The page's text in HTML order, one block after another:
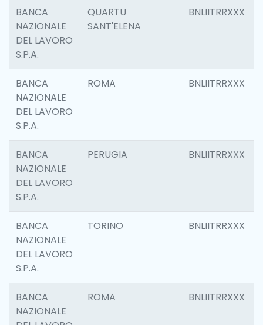
BANCA
NAZIONALE
DEL LAVORO
S.P.A.
QUARTU
SANT'ELENA
BNLIITRRXXX
BANCA
NAZIONALE
DEL LAVORO
S.P.A.
ROMA BNLIITRRXXX
BANCA
NAZIONALE
DEL LAVORO
S.P.A.
PERUGIA BNLIITRRXXX
BANCA
NAZIONALE
DEL LAVORO
S.P.A.
TORINO BNLIITRRXXX
BANCA
NAZIONALE
ROMA BNLIITRRXXX